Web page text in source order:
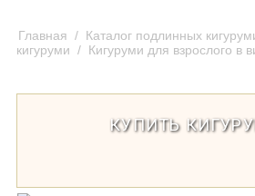
Главная / Каталог подлинных
кигуруми / Кигуруми для взрослого в
КУПИТЬ